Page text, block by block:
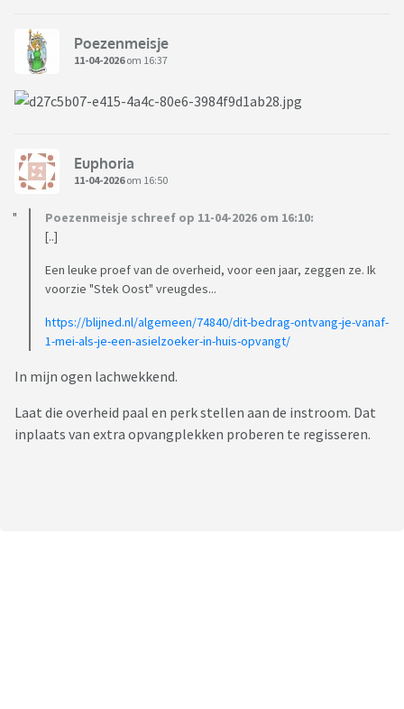
Poezenmeisje
11-04-2026om 16:37
Euphoria
11-04-2026om 16:50
Poezenmeisje schreef op 11-04-2026 om 16:10:
[..]
Een leuke proef van de overheid, voor een jaar, zeggen ze. Ik
voorzie "Stek Oost" vreugdes...
https://blijned.nl/algemeen/74840/dit-bedrag-ontvang-je-vanaf-
1-mei-als-je-een-asielzoeker-in-huis-opvangt/
In mijn ogen lachwekkend.
Laat die overheid paal en perk stellen aan de instroom. Dat
inplaats van extra opvangplekken proberen te regisseren.